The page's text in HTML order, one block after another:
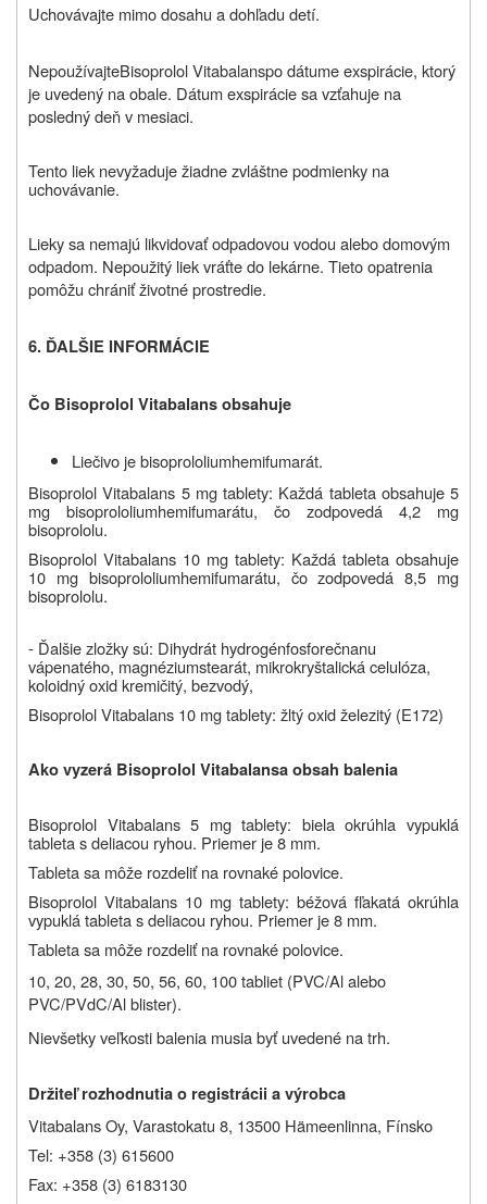
Uchovávajte mimo dosahu a dohľadu detí.
NepoužívajteBisoprolol Vitabalanspo dátume exspirácie, ktorý
je uvedený na obale. Dátum exspirácie sa vzťahuje na
posledný deň v mesiaci.
Tento liek nevyžaduje žiadne zvláštne podmienky na
uchovávanie.
Lieky sa nemajú likvidovať odpadovou vodou alebo domovým
odpadom. Nepoužitý liek vráťte do lekárne. Tieto opatrenia
pomôžu chrániť životné prostredie.
6. ĎALŠIE INFORMÁCIE
Čo Bisoprolol Vitabalansobsahuje
Liečivo je bisoprololiumhemifumarát.
Bisoprolol Vitabalans 5 mg tablety: Každá tableta obsahuje 5
mg bisoprololiumhemifumarátu, čo zodpovedá 4,2 mg
bisoprololu.
Bisoprolol Vitabalans 10 mg tablety: Každá tableta obsahuje
10 mg bisoprololiumhemifumarátu, čo zodpovedá 8,5 mg
bisoprololu.
- Ďalšie zložky sú: Dihydrát hydrogénfosforečnanu
vápenatého, magnéziumstearát, mikrokryštalická celulóza,
koloidný oxid kremičitý, bezvodý,
Bisoprolol Vitabalans 10 mg tablety: žltý oxid železitý (E172)
Ako vyzerá Bisoprolol Vitabalansa obsah balenia
Bisoprolol Vitabalans 5 mg tablety: biela okrúhla vypuklá
tableta s deliacou ryhou. Priemer je 8 mm.
Tableta sa môže rozdeliť na rovnaké polovice.
Bisoprolol Vitabalans 10 mg tablety: béžová fľakatá okrúhla
vypuklá tableta s deliacou ryhou. Priemer je 8 mm.
Tableta sa môže rozdeliť na rovnaké polovice.
10, 20, 28, 30, 50, 56, 60, 100 tabliet (PVC/Al alebo
PVC/PVdC/Al blister).
Nievšetky veľkosti balenia musia byť uvedené na trh.
Držiteľ rozhodnutia o registrácii a výrobca
Vitabalans Oy, Varastokatu 8, 13500 Hämeenlinna, Fínsko
Tel: +358 (3) 615600
Fax: +358 (3) 6183130